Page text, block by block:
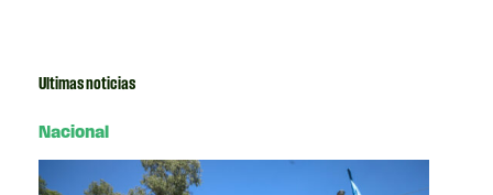
Ultimas noticias
Nacional